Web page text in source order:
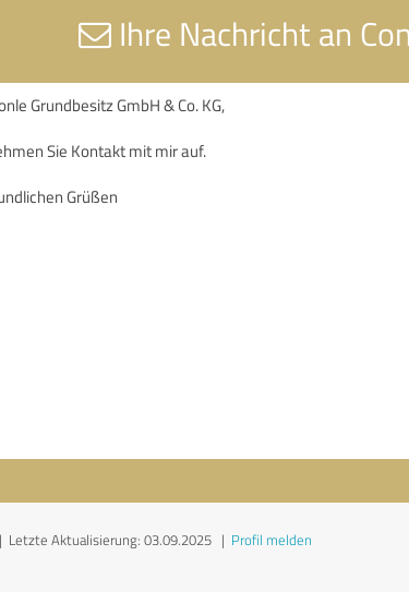
Ihre Nachricht an
Letzte Aktualisierung: 03.09.2025 | Profil melden